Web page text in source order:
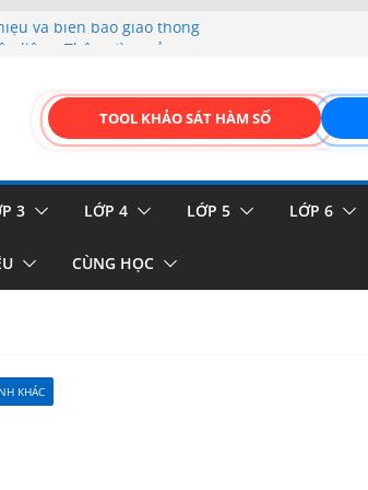
và biển báo giao thông
của thực vật
DIỆN ĐỈNH CAO &
TOOL KHẢO SÁT HÀM SỐ
3 LỚP 4 LỚP 5 LỚP 6
CÙNG HỌC
KHÁC